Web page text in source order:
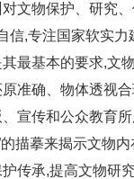
文物保护、研究
信,专注国家软实
最基本的要求,文
准确、物体透视
宣传和公众教育
描摹来揭示文物
传承,提高文物研